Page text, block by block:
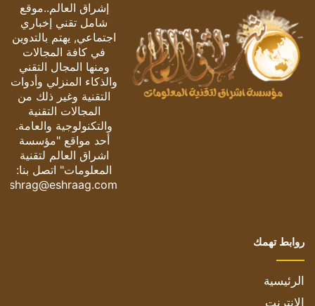
إشراق العالم..موقع
شامل تقني إخباري
اجتماعي, يهتم بالتدوين
في كافة المجالات
ومنها المجال التقني
والذكاء المنزلي وأدوات
التقنية وغير ذلك من
المجالات التقنية
والتكنولوجية والعامة.
أحد مواقع "مؤسسة
اشراق العالم لتقنية
المعلومات" اتصل بنا:
eshrag@eshraag.com
روابط تهمك
الرئيسية
الإنترنت